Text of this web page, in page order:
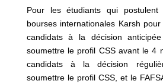
Pour les étudiants qui
bourses internationales Karsh pour
candidats à la décision
soumettre le profil CSS avant le 4
candidats à la décision
soumettre le profil CSS, et le